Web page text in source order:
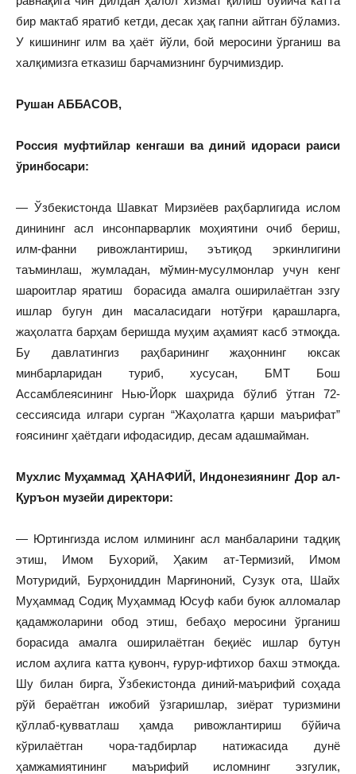
бир мактаб яратиб кетди, десак ҳақ гапни айтган бўламиз.
У кишининг илм ва ҳаёт йўли, бой меросини ўрганиш ва
халқимизга етказиш барчамизнинг бурчимиздир.
Рушан АББАСОВ,
Россия муфтийлар кенгаши ва диний идораси раиси
ўринбосари:
— Ўзбекистонда Шавкат Мирзиёев раҳбарлигида ислом
динининг асл инсонпарварлик моҳиятини очиб бериш,
илм-фанни ривожлантириш, эътиқод эркинлигини
таъминлаш, жумладан, мўмин-мусулмонлар учун кенг
шароитлар яратиш борасида амалга оширилаётган эзгу
ишлар бугун дин масаласидаги нотўғри қарашларга,
жаҳолатга барҳам беришда муҳим аҳамият касб этмоқда.
Бу давлатингиз раҳбарининг жаҳоннинг юксак
минбарларидан туриб, хусусан, БМТ Бош
Ассамблеясининг Нью-Йорк шаҳрида бўлиб ўтган 72-
сессиясида илгари сурган “Жаҳолатга қарши маърифат”
ғоясининг ҳаётдаги ифодасидир, десам адашмайман.
Мухлис Муҳаммад ҲАНАФИЙ, Индонезиянинг Дор ал-
Қуръон музейи директори:
— Юртингизда ислом илмининг асл манбаларини тадқиқ
этиш, Имом Бухорий, Ҳаким ат-Термизий, Имом
Мотуридий, Бурҳониддин Марғиноний, Сузук ота, Шайх
Муҳаммад Содиқ Муҳаммад Юсуф каби буюк алломалар
қадамжоларини обод этиш, бебаҳо меросини ўрганиш
борасида амалга оширилаётган беқиёс ишлар бутун
ислом аҳлига катта қувонч, ғурур-ифтихор бахш этмоқда.
Шу билан бирга, Ўзбекистонда диний-маърифий соҳада
рўй бераётган ижобий ўзгаришлар, зиёрат туризмини
қўллаб-қувватлаш ҳамда ривожлантириш бўйича
кўрилаётган чора-тадбирлар натижасида дунё
ҳамжамиятининг маърифий исломнинг эзгулик,